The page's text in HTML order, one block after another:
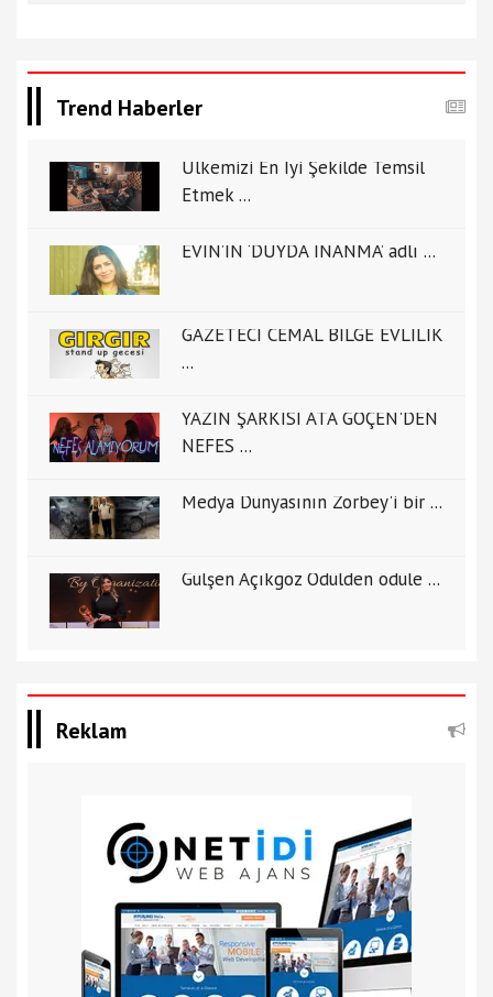
Trend Haberler
Ülkemizi En İyi Şekilde Temsil
Etmek ...
EVİN’İN ‘DUYDA İNANMA’ adlı ...
GAZETECİ CEMAL BİLGE EVLİLİK
...
YAZIN ŞARKISI ATA GÖÇEN'DEN
NEFES ...
Medya Dünyasının Zorbey'i bir ...
Gülşen Açıkgöz Ödülden ödüle ...
Reklam